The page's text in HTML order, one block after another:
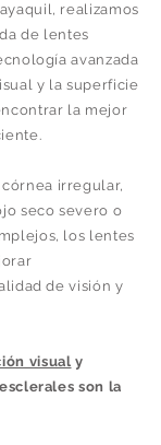
realizamos
de lentes
avanzada
y la superficie
la mejor
córnea irregular,
seco severo o
los lentes
de visión y
visual y
son la